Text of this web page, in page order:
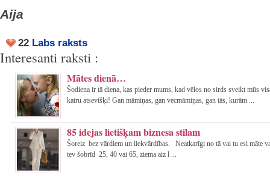
Aija
22 Labs raksts
Interesanti raksti :
Mātes dienā…
Šodiena ir tā diena, kas pieder mums, kad vēlos no sirds sveikt mūs
katru atsevišķi! Gan māmiņas, gan vecmāmiņas, gan tās, kurām ...
85 idejas lietišķam biznesa stilam
Šoreiz bez vārdiem un liekvārdības. Neatkarīgi no tā vai tu esi māte
tev šobrīd 25, 40 vai 65, ziema aiz l ...